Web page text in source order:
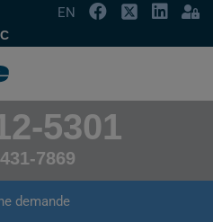
EN
5301
7869
demande